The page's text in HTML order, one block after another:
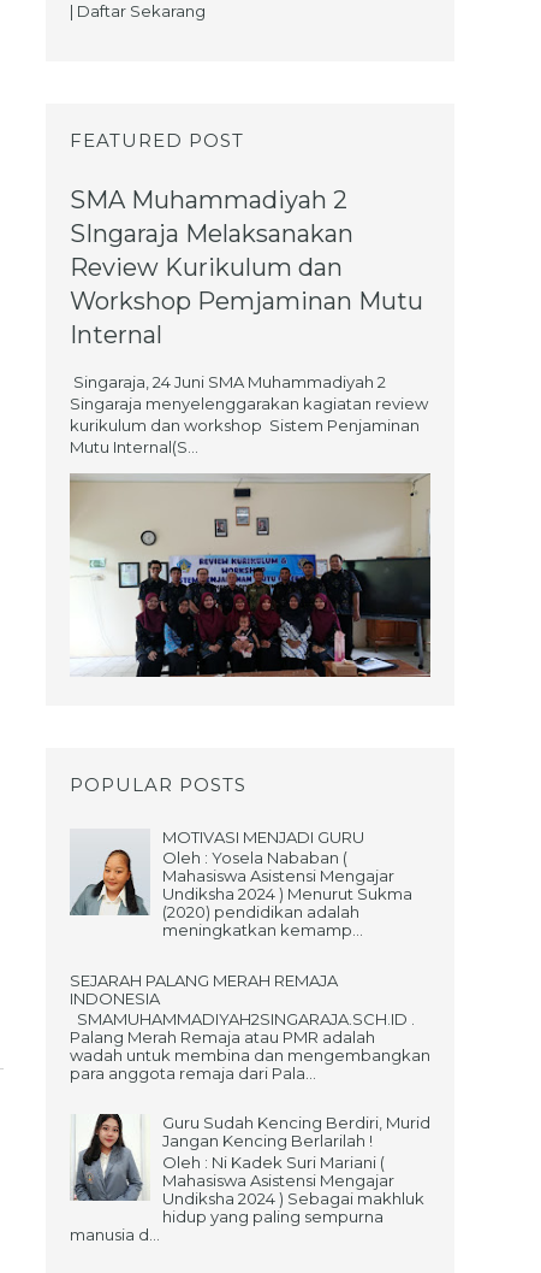
| Daftar Sekarang
FEATURED POST
SMA Muhammadiyah 2
SIngaraja Melaksanakan
Review Kurikulum dan
Workshop Pemjaminan Mutu
Internal
Singaraja, 24 Juni SMA Muhammadiyah 2
Singaraja menyelenggarakan kagiatan review
kurikulum dan workshop Sistem Penjaminan
Mutu Internal(S...
POPULAR POSTS
MOTIVASI MENJADI GURU
Oleh : Yosela Nababan (
Mahasiswa Asistensi Mengajar
Undiksha 2024 ) Menurut Sukma
(2020) pendidikan adalah
meningkatkan kemamp...
SEJARAH PALANG MERAH REMAJA
INDONESIA
SMAMUHAMMADIYAH2SINGARAJA.SCH.ID .
Palang Merah Remaja atau PMR adalah
wadah untuk membina dan mengembangkan
para anggota remaja dari Pala...
Guru Sudah Kencing Berdiri, Murid
Jangan Kencing Berlarilah !
Oleh : Ni Kadek Suri Mariani (
Mahasiswa Asistensi Mengajar
Undiksha 2024 ) Sebagai makhluk
hidup yang paling sempurna
manusia d...